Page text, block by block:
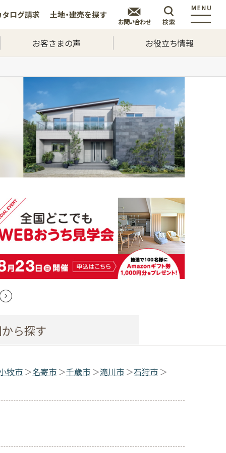
タログ請求 土地・建売を探す
お問い合わせ 検索
お客さまの声 お役立ち情報
ら探す
牧市 名寄市 千歳市 滝川市 石狩市